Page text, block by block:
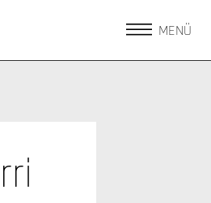
MENÜ